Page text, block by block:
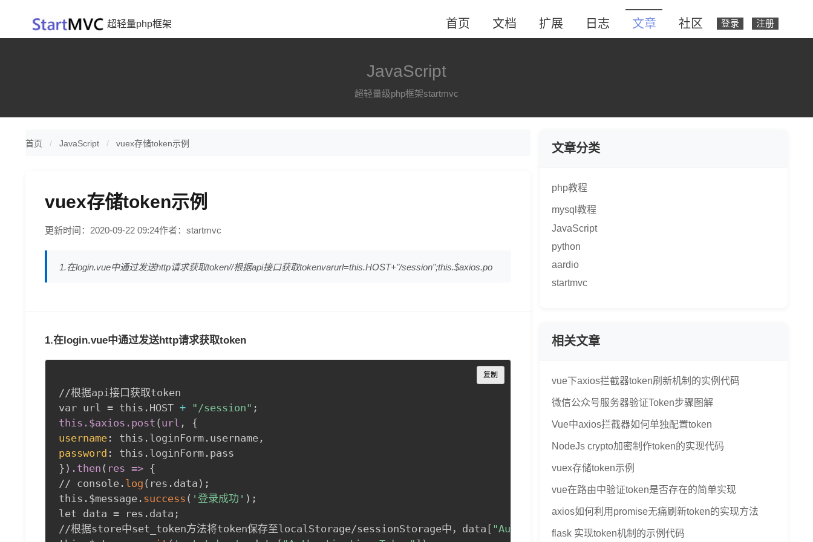
超轻量php框架 首页 文档 扩展 日志 文章 社区 登录 注册
JavaScript
超轻量级php框架startmvc
首页 JavaScript vuex存储token示例
vuex存储token示例
更新时间：2020-09-22 09:24作者：startmvc
1.在login.vue中通过发送http请求获取token//根据api接口获取tokenvarurl=this.HOST+"/session";this.$axios.po
1.在login.vue中通过发送http请求获取token
//根据api接口获取token
var url = this.HOST + "/session" ;
this.$axios .post ( url ,
{
username : this.loginForm.username ,
password :
} ) .then ( res => {
// console. log ( res.data ) ;
this.$message. success ( '登录成功' ) ;
let data = res.data ;
//根据store中set_token方法将token保存至localStorage/sessionStorage中，data[ "Authentication-Token"]，获取token的value值
复制
Copy
文章分类
php教程
mysql教程
JavaScript
python
aardio
startmvc
相关文章
vue下axios拦截器token刷新机制的实例代码
微信公众号服务器验证Token步骤图解
Vue中axios拦截器如何单独配置token
NodeJs crypto加密制作token的实现代码
vuex存储token示例
vue在路由中验证token是否存在的简单实现
axios如何利用promise无痛刷新token的实现方法
flask 实现token机制的示例代码